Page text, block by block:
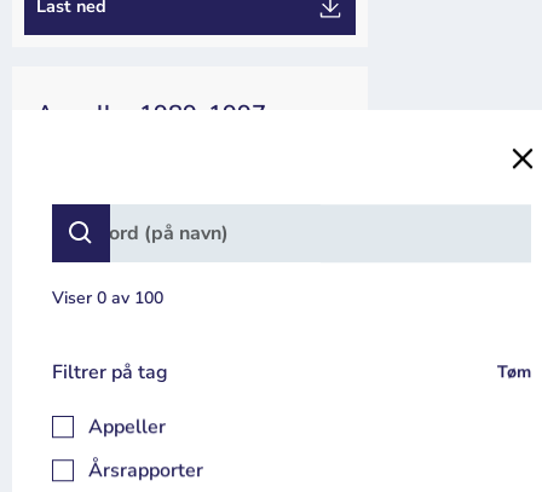
Viser0 av 100
Filtrer på tag Tøm
Appeller
Årsrapporter
Last ned
Appeller 1989-1997
Appeller 1998-2018